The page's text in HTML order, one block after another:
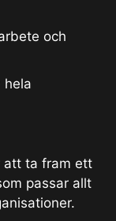
och
hela
att ta fram ett
passar allt